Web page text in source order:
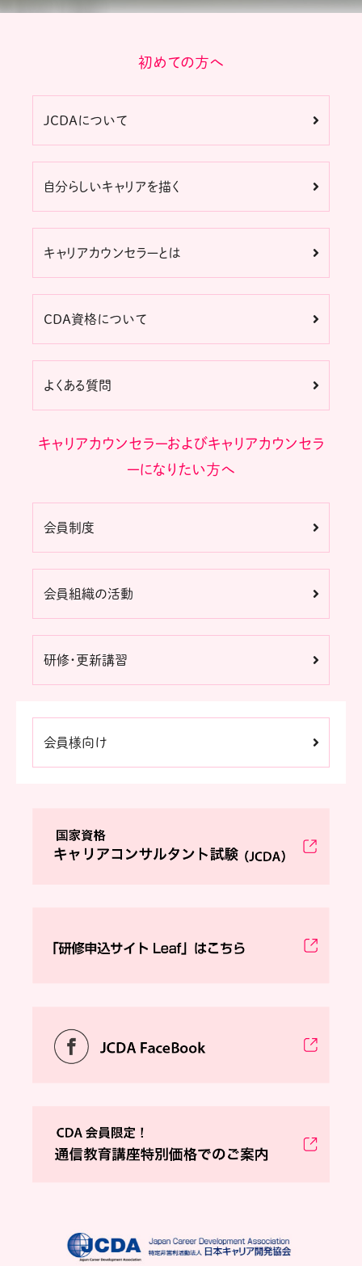
初めての方へ
JCDAについて
自分らしいキャリアを描く
キャリアカウンセラーとは
CDA資格について
よくある質問
キャリアカウンセラーおよびキャリアカウンセラ
ーになりたい方へ
会員制度
会員組織の活動
研修・更新講習
会員様向け